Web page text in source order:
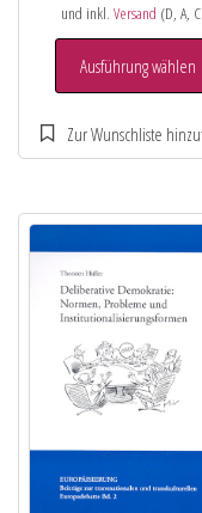
und inkl.Versand (D, A,
Ausführung wählen